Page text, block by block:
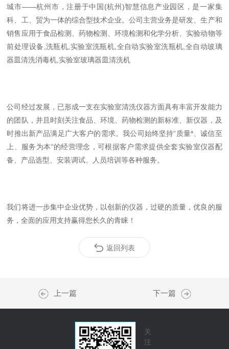
城市——杭州市，注册于中国(杭州)智慧信息产业园区，是一家集
科、工、贸为一体的综合型技术企业。公司主营业务是研发、生产和
销售应用于食品检测、药物检测、环境检测和化学分析、实验动物等
前处理设备,洗瓶机,实验室洗瓶机,全自动实验室洗瓶机,全自动玻璃
器皿清洗消毒机,实验室玻璃器皿清洗机
公司经过发展，已形成一支在实验室清洗仪器方面具有丰富开发能力
的团队，并且时刻关注食品、环境、药物检测的新标准、新仪器，及
时推出新产品满足广大客户的需求。我公司始终坚持“质量*、诚信至
上、服务为本“的经营理念，可根据客户需求提供全套实验室仪器配
备、产品选型、安装调试、人员培训等各种服务。
我们将进一步集中企业优势，以创新的仪器，过硬的质量，优良的服
务，全面的应用支持赢得您长久的青睐！
返回列表
上一篇 下一篇
关
注